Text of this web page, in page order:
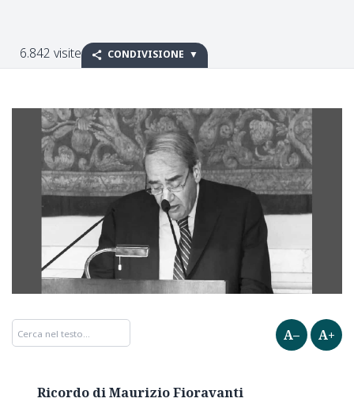
6.842 visite CONDIVISIONE
A– A+
Ricordo di Maurizio Fioravanti